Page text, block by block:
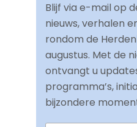
Blijf via e-mail op
nieuws, verhalen
rondom de
augustus. Met de
ontvangt u
programma’s,
bijzondere